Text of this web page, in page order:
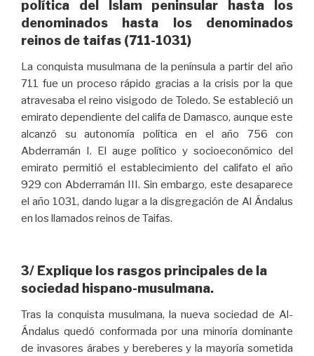
política del Islam peninsular hasta los
denominados hasta los denominados
reinos de taifas (711-1031)
La conquista musulmana de la península a partir del año
711 fue un proceso rápido gracias a la crisis por la que
atravesaba el reino visigodo de Toledo. Se estableció un
emirato dependiente del califa de Damasco, aunque este
alcanzó su autonomía política en el año 756 con
Abderramán I. El auge político y socioeconómico del
emirato permitió el establecimiento del califato el año
929 con Abderramán III. Sin embargo, este desaparece
el año 1031, dando lugar a la disgregación de Al Ándalus
en los llamados reinos de Taifas.
3/ Explique los rasgos principales de la
sociedad hispano-musulmana.
Tras la conquista musulmana, la nueva sociedad de Al-
Ándalus quedó conformada por una minoría dominante
de invasores árabes y bereberes y la mayoría sometida